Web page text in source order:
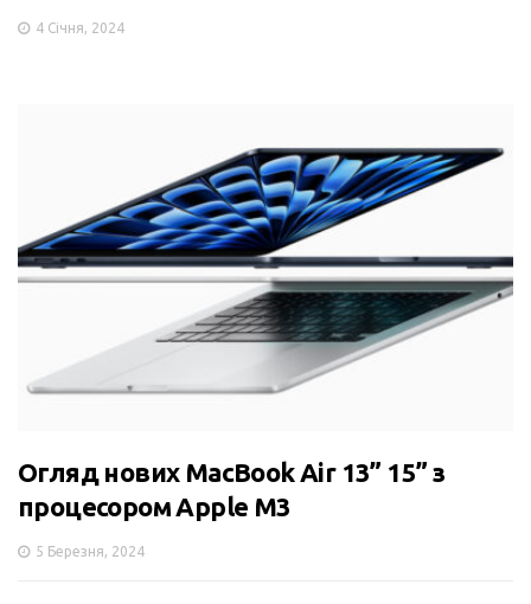
4 Січня, 2024
Огляд нових MacBook Air 13” 15” з
процесором Apple M3
5 Березня, 2024